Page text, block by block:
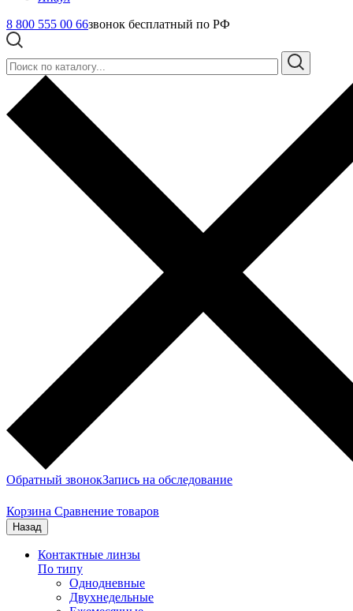
8 800 555 00 66звонок бесплатный по РФ
Обратный звонокЗапись на обследование
Корзина Сравнение товаров
Назад
Контактные линзы
По типу
Однодневные
Двухнедельные